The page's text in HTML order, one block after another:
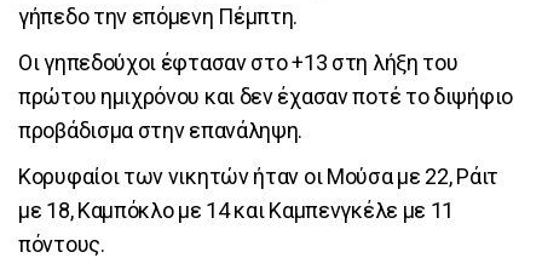
γήπεδο την επόμενη Πέμπτη.
Οι γηπεδούχοι έφτασαν στο +13 στη λήξη του
πρώτου ημιχρόνου και δεν έχασαν ποτέ το διψήφιο
προβάδισμα στην επανάληψη.
Κορυφαίοι των νικητών ήταν οι Μούσα με 22, Ράιτ
με 18, Καμπόκλο με 14 και Καμπενγκέλε με 11
πόντους.